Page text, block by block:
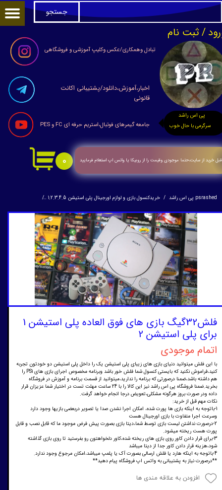
جامعه گیمرهای فوتبال،استریم حرفه ای FC و PES
تبادل وهمکاری/عکس وکلیپ آموزشی و فروشگاهی
اخبار،آموزش،دانلود/پشتیبانی اکانت
قانونی
/ثبت نام
حساب کاربری من
تغییر گذر واژه
سفارشات
خروج از حساب کاربری
جستجو
پی اس راشد
سرگرمی با حال خوب
۰ قبل خرید از سایت،حتما موجودی وقیمت را از روبیکا یا واتس اپ استعلام فرمایید
psrashed پی اس راشد خریدکنسول بازی و لوازم اورجینال پلی استیشن 1.2.3.4.5
فلش32گیگ بازی های فوق العاده پلی استیشن 1
برای پلی استیشن 2
اتمام موجودی
با این فلش میتوانید دنیای بازی های زیبای پلی استیشن یک را داخل پلی استیشن دو خودتون تجربه
کنید،فراموش نکنید که بایستی کنسول شما فلش خور باشد وبرنامه مخصوص اجرای بازی های PS1 را
هم داشته باشد،ضمنا درصورتی که برنامه را ندارید،میتوانید از قسمت برنامه و آموزش در فروشگاه
بخرید.ضمنا فروشگاه پی اس راشد نیز این کالا را با 24 ساعت مهلت تست در اختیار شما عزیزان قرار
داده ودر صورت بروز هرگونه مشکلی،تعویض درجا انجام خواهد گرفت.
نکات مهم قبل از خرید:
1-باتوجه به اینکه بازی ها پورت شده، امکان اجرا نشدن صدا یا ‌تصویر دربعضی بازیها وجود دارد
وسرعت اجرا متفاوت با بازی اورجینال هست
2-درصورت نداشتن لیست بازی توسط شما،دیتا بازی بصورت پیش فرض موجود ما که قابل نصب و قابل
پورت هست ریخته میشود.
3-برای قرار دادن کاور روی بازی های ریخته شده،کاور دلخواهتون رو بفرستید تا روی بازی گذاشته
شود،هزینه قرار دادن کاور جدا از دیتا میباشد
4-باتوجه به اینکه هارد یا فلش ارسالی بصورت آک یا پلمپ میباشد،امکان مرجوع وجود ندارد.
**درصورت نیاز به پشتیبانی به واتس اپ فروشگاه پیام دهید**
افزودن به علاقه مندی ها